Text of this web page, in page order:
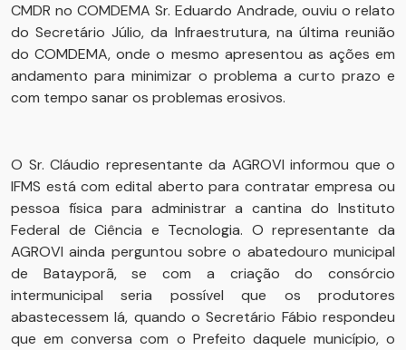
CMDR no COMDEMA Sr. Eduardo Andrade, ouviu o relato
do Secretário Júlio, da Infraestrutura, na última reunião
do COMDEMA, onde o mesmo apresentou as ações em
andamento para minimizar o problema a curto prazo e
com tempo sanar os problemas erosivos.
O Sr. Cláudio representante da AGROVI informou que o
IFMS está com edital aberto para contratar empresa ou
pessoa física para administrar a cantina do Instituto
Federal de Ciência e Tecnologia. O representante da
AGROVI ainda perguntou sobre o abatedouro municipal
de Batayporã, se com a criação do consórcio
intermunicipal seria possível que os produtores
abastecessem lá, quando o Secretário Fábio respondeu
que em conversa com o Prefeito daquele município, o